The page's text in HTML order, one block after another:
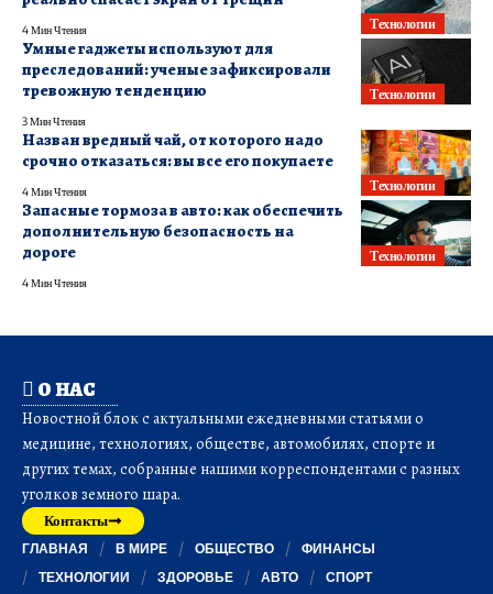
Технологии
4 Мин Чтения
Технологии
Умные гаджеты используют для
преследований: ученые зафиксировали
тревожную тенденцию
3 Мин Чтения
Технологии
Назван вредный чай, от которого надо
срочно отказаться: вы все его покупаете
4 Мин Чтения
Технологии
Запасные тормоза в авто: как обеспечить
дополнительную безопасность на
дороге
4 Мин Чтения
О НАС
Новостной блок с актуальными ежедневными статьями о
медицине, технологиях, обществе, автомобилях, спорте и
других темах, собранные нашими корреспондентами с разных
уголков земного шара.
Контакты
ГЛАВНАЯ В МИРЕ ОБЩЕСТВО
ФИНАНСЫ
ТЕХНОЛОГИИ
ЗДОРОВЬЕ АВТО СПОРТ